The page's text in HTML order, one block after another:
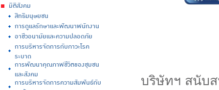
มิติสังคม
สิทธิมนุษยชน
การดูแลรักษาและพัฒนาพนักงาน
อาชีวอนามัยและความปลอดภัย
การบริหารจัดการกับภาวะโรค
ระบาด
การพัฒนาคุณภาพชีวิตของชุมชน
และสังคม
การบริหารจัดการความสัมพันธ์กับ
บริษัทฯ สนับส